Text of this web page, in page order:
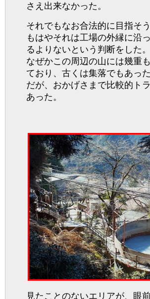
さえ出来なかった。
それでもなお合法的に目指そ
もはやそれは工場の外縁に沿
るよりないという判断をした。
なぜかこの周辺の山には幾重
ており、古くは集落でもあっ
だが、おかげさまで比較的ト
あった。
見たことのないエリアが、眼